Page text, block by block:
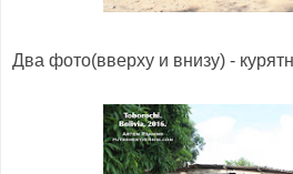
Два фото(вверху и внизу) -